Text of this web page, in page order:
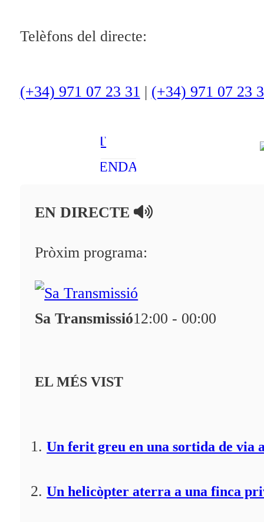
Telèfons del directe:
(+34) 971 07 23 31 | (+34) 971 07 23
OCI
ENTREVISTES
AMBIENT
AGENDA
A la Carta
Programació
Fes-te'n soci!
EN DIRECTE
Pròxim programa:
Sa Transmissió12:00 - 00:00
EL MÉS VIST
Un ferit greu en una sortida de via
Un helicòpter aterra a una finca